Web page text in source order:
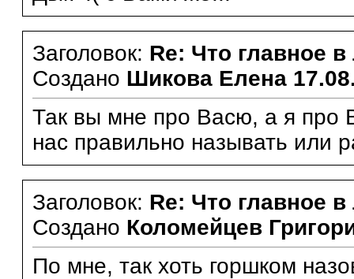
Заголовок: Re: Что главное в
Создано Шикова Елена
Так вы мне про Васю, а я про
нас правильно называть или
Заголовок: Re: Что главное в
Создано Коломейцев
По мне, так хоть горшком